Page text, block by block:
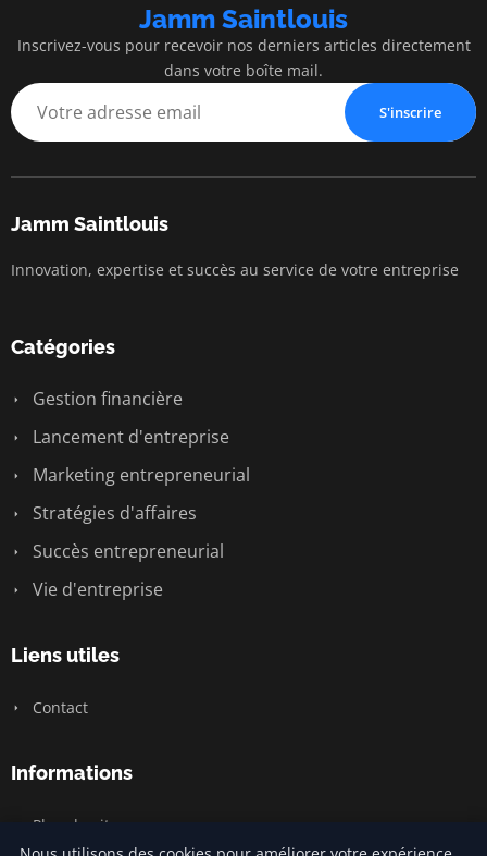
Jamm Saintlouis
Inscrivez-vous pour recevoir nos derniers articles directement
dans votre boîte mail.
S'inscrire
Jamm Saintlouis
Innovation, expertise et succès au service de votre entreprise
Catégories
Gestion financière
Lancement d'entreprise
Marketing entrepreneurial
Stratégies d'affaires
Succès entrepreneurial
Vie d'entreprise
Liens utiles
Contact
Informations
Plan du site